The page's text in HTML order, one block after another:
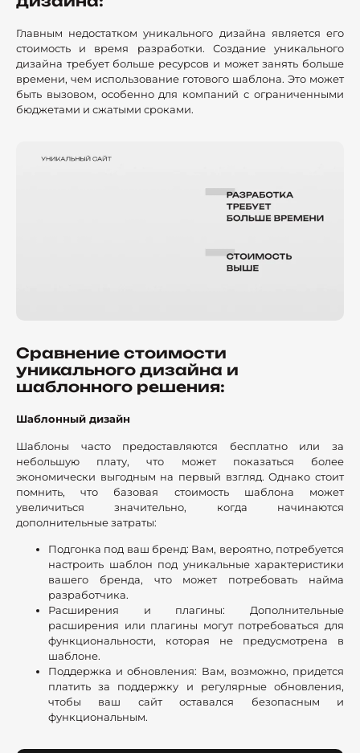
Главным недостатком уникального дизайна является его
стоимость и время разработки. Создание уникального
дизайна требует больше ресурсов и может занять больше
времени, чем использование готового шаблона. Это может
быть вызовом, особенно для компаний с ограниченными
бюджетами и сжатыми сроками.
Сравнение стоимости
уникального дизайна и
шаблонного решения:
Шаблонный дизайн
Шаблоны часто предоставляются бесплатно или за
небольшую плату, что может показаться более
экономически выгодным на первый взгляд. Однако стоит
помнить, что базовая стоимость шаблона может
увеличиться значительно, когда начинаются
дополнительные затраты:
Подгонка под ваш бренд: Вам, вероятно, потребуется
настроить шаблон под уникальные характеристики
вашего бренда, что может потребовать найма
разработчика.
Расширения и плагины: Дополнительные
расширения или плагины могут потребоваться для
функциональности, которая не предусмотрена в
шаблоне.
Поддержка и обновления: Вам, возможно, придется
платить за поддержку и регулярные обновления,
чтобы ваш сайт оставался безопасным и
функциональным.